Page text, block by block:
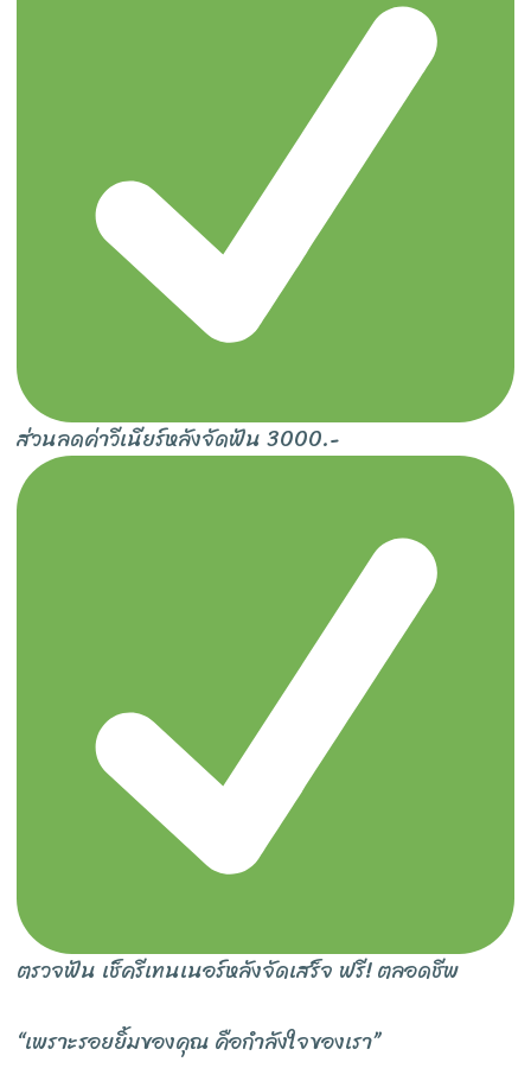
ส่วนลดค่าวีเนียร์หลังจัดฟัน 3000.-
ตรวจฟัน เช็ครีเทนเนอร์หลังจัดเสร็จ ฟรี! ตลอดชีพ
“เพราะรอยยิ้มของคุณ คือกำลังใจของเรา”